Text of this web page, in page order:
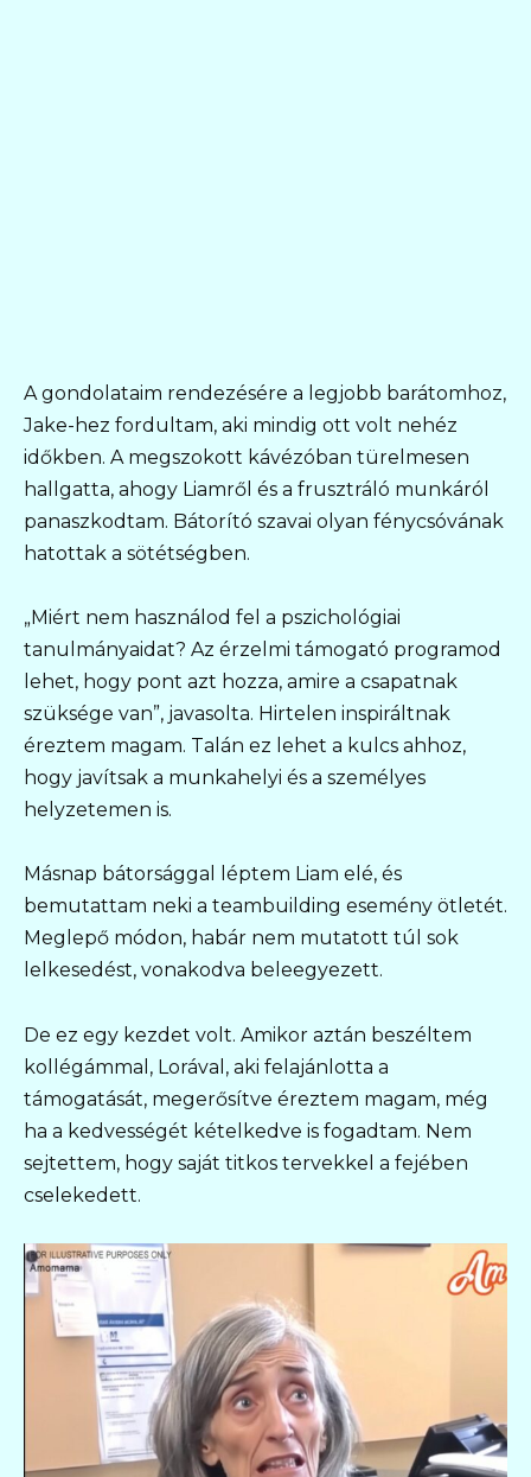
A gondolataim rendezésére a legjobb barátomhoz,
Jake-hez fordultam, aki mindig ott volt nehéz
időkben. A megszokott kávézóban türelmesen
hallgatta, ahogy Liamről és a frusztráló munkáról
panaszkodtam. Bátorító szavai olyan fénycsóvának
hatottak a sötétségben.
„Miért nem használod fel a pszichológiai
tanulmányaidat? Az érzelmi támogató programod
lehet, hogy pont azt hozza, amire a csapatnak
szüksége van”, javasolta. Hirtelen inspiráltnak
éreztem magam. Talán ez lehet a kulcs ahhoz,
hogy javítsak a munkahelyi és a személyes
helyzetemen is.
Másnap bátorsággal léptem Liam elé, és
bemutattam neki a teambuilding esemény ötletét.
Meglepő módon, habár nem mutatott túl sok
lelkesedést, vonakodva beleegyezett.
De ez egy kezdet volt. Amikor aztán beszéltem
kollégámmal, Lorával, aki felajánlotta a
támogatását, megerősítve éreztem magam, még
ha a kedvességét kételkedve is fogadtam. Nem
sejtettem, hogy saját titkos tervekkel a fejében
cselekedett.